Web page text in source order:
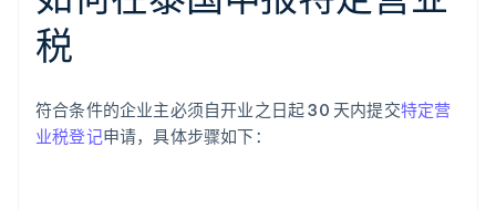
税
符合条件的企业主必须自开业之日起 30 天内提交特定营
业税登记申请，具体步骤如下：